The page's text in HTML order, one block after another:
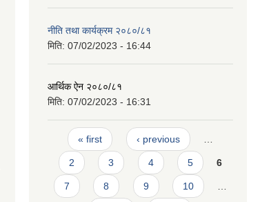
नीति तथा कार्यक्रम २०८०/८१
मिति: 07/02/2023 - 16:44
आर्थिक ऐन २०८०/८१
मिति: 07/02/2023 - 16:31
Pages
« first ‹ previous
2 3 4 5 6
7 8 9 10